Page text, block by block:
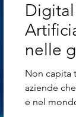
nelle
Non capita
aziende
e nel